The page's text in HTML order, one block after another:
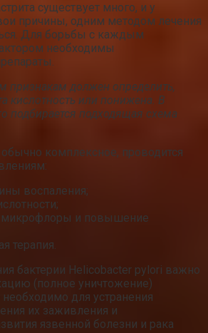
существует много, и у
причины, одним методом лечения
Для борьбы с каждым
необходимы
признакам должен определить,
кислотность или понижена. В
подбирается подходящая схема
комплексное, проводится
воспаления;
микрофлоры и повышение
терапия.
бактерии Helicobacter pylori важно
(полное уничтожение)
для устранения
их заживления и
язвенной болезни и рака